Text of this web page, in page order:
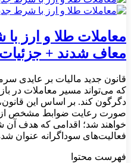
معاملات طلا و ارز
معاف شدند + جزئیات
قانون جدید مالیات بر عایدی
که می‌تواند مسیر معاملات در
دگرگون کند. بر اساس این
صورت رعایت ضوابط مشخص از
خواهند شد؛ اقدامی که هدف
فعالیت‌های سوداگرانه عنوان
فهرست محتوا